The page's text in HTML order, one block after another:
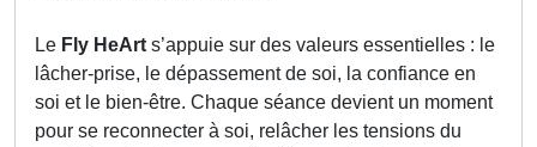
Le Fly HeArt s’appuie sur des valeurs essentielles : le
lâcher-prise, le dépassement de soi, la confiance en
soi et le bien-être. Chaque séance devient un moment
pour se reconnecter à soi, relâcher les tensions du